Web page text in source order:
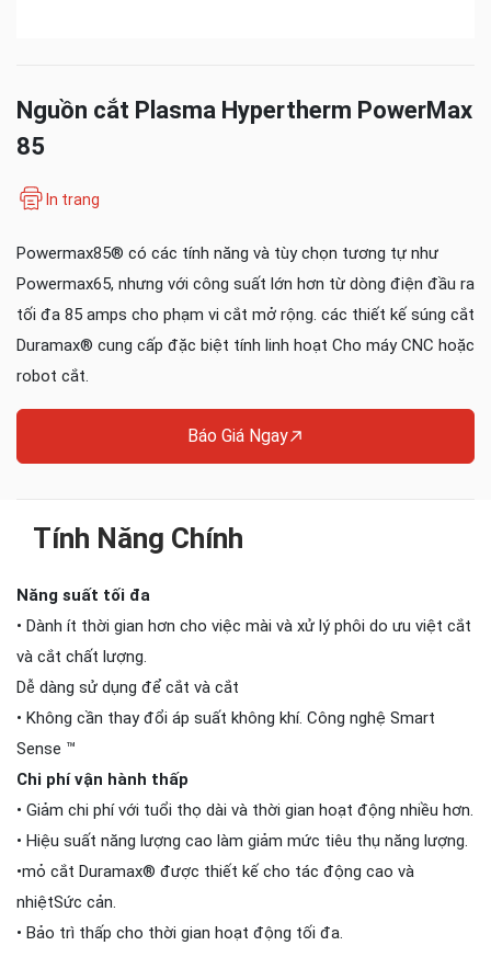
Nguồn cắt Plasma Hypertherm PowerMax
85
In trang
Powermax85® có các tính năng và tùy chọn tương tự như
Powermax65, nhưng với công suất lớn hơn từ dòng điện đầu ra
tối đa 85 amps cho phạm vi cắt mở rộng. các thiết kế súng cắt
Duramax® cung cấp đặc biệt tính linh hoạt Cho máy CNC hoặc
robot cắt.
Báo Giá Ngay
Tính Năng Chính
Năng suất tối đa
• Dành ít thời gian hơn cho việc mài và xử lý phôi do ưu việt cắt
và cắt chất lượng.
Dễ dàng sử dụng để cắt và cắt
• Không cần thay đổi áp suất không khí. Công nghệ Smart
Sense ™
Chi phí vận hành thấp
• Giảm chi phí với tuổi thọ dài và thời gian hoạt động nhiều hơn.
• Hiệu suất năng lượng cao làm giảm mức tiêu thụ năng lượng.
•mỏ cắt Duramax® được thiết kế cho tác động cao và
nhiệtSức cản.
• Bảo trì thấp cho thời gian hoạt động tối đa.